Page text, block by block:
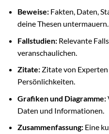
Beweise:Fakten, Daten,
deine Thesen untermauern.
Fallstudien:Relevante
veranschaulichen.
Zitate:Zitate von
Persönlichkeiten.
Grafiken und Diagramme:
Daten und Informationen.
Zusammenfassung:Eine